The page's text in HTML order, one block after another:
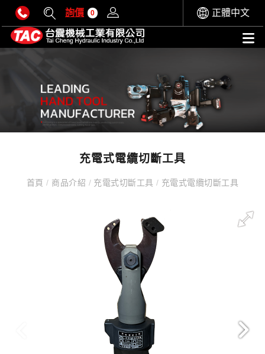
詢價 0 正體中文
充電式電纜切斷工具
首頁/ 商品介紹 /充電式切斷工具/ 充電式電纜切斷工具